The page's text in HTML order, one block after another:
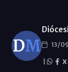
13/
X